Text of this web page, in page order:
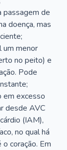
passagem de
doença, mas
um menor
no peito) e
Pode
em excesso
desde AVC
(IAM),
no qual há
coração. Em